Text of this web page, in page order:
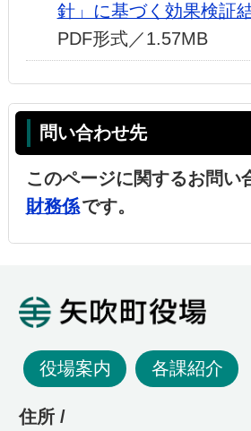
針」に基づく効果検証
PDF形式／1.57MB
問い合わせ先
このページに関するお問い
財務係です。
役場案内 各課紹介
住所 /